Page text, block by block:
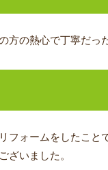
の熱心で丁寧だっ
フォームをしたこ
ざいました。